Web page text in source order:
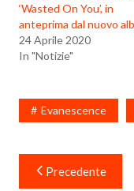
‘Wasted On You’, in
anteprima dal nuovo
24 Aprile 2020
In "Notizie"
Evanescence
Navigazione
Precedente